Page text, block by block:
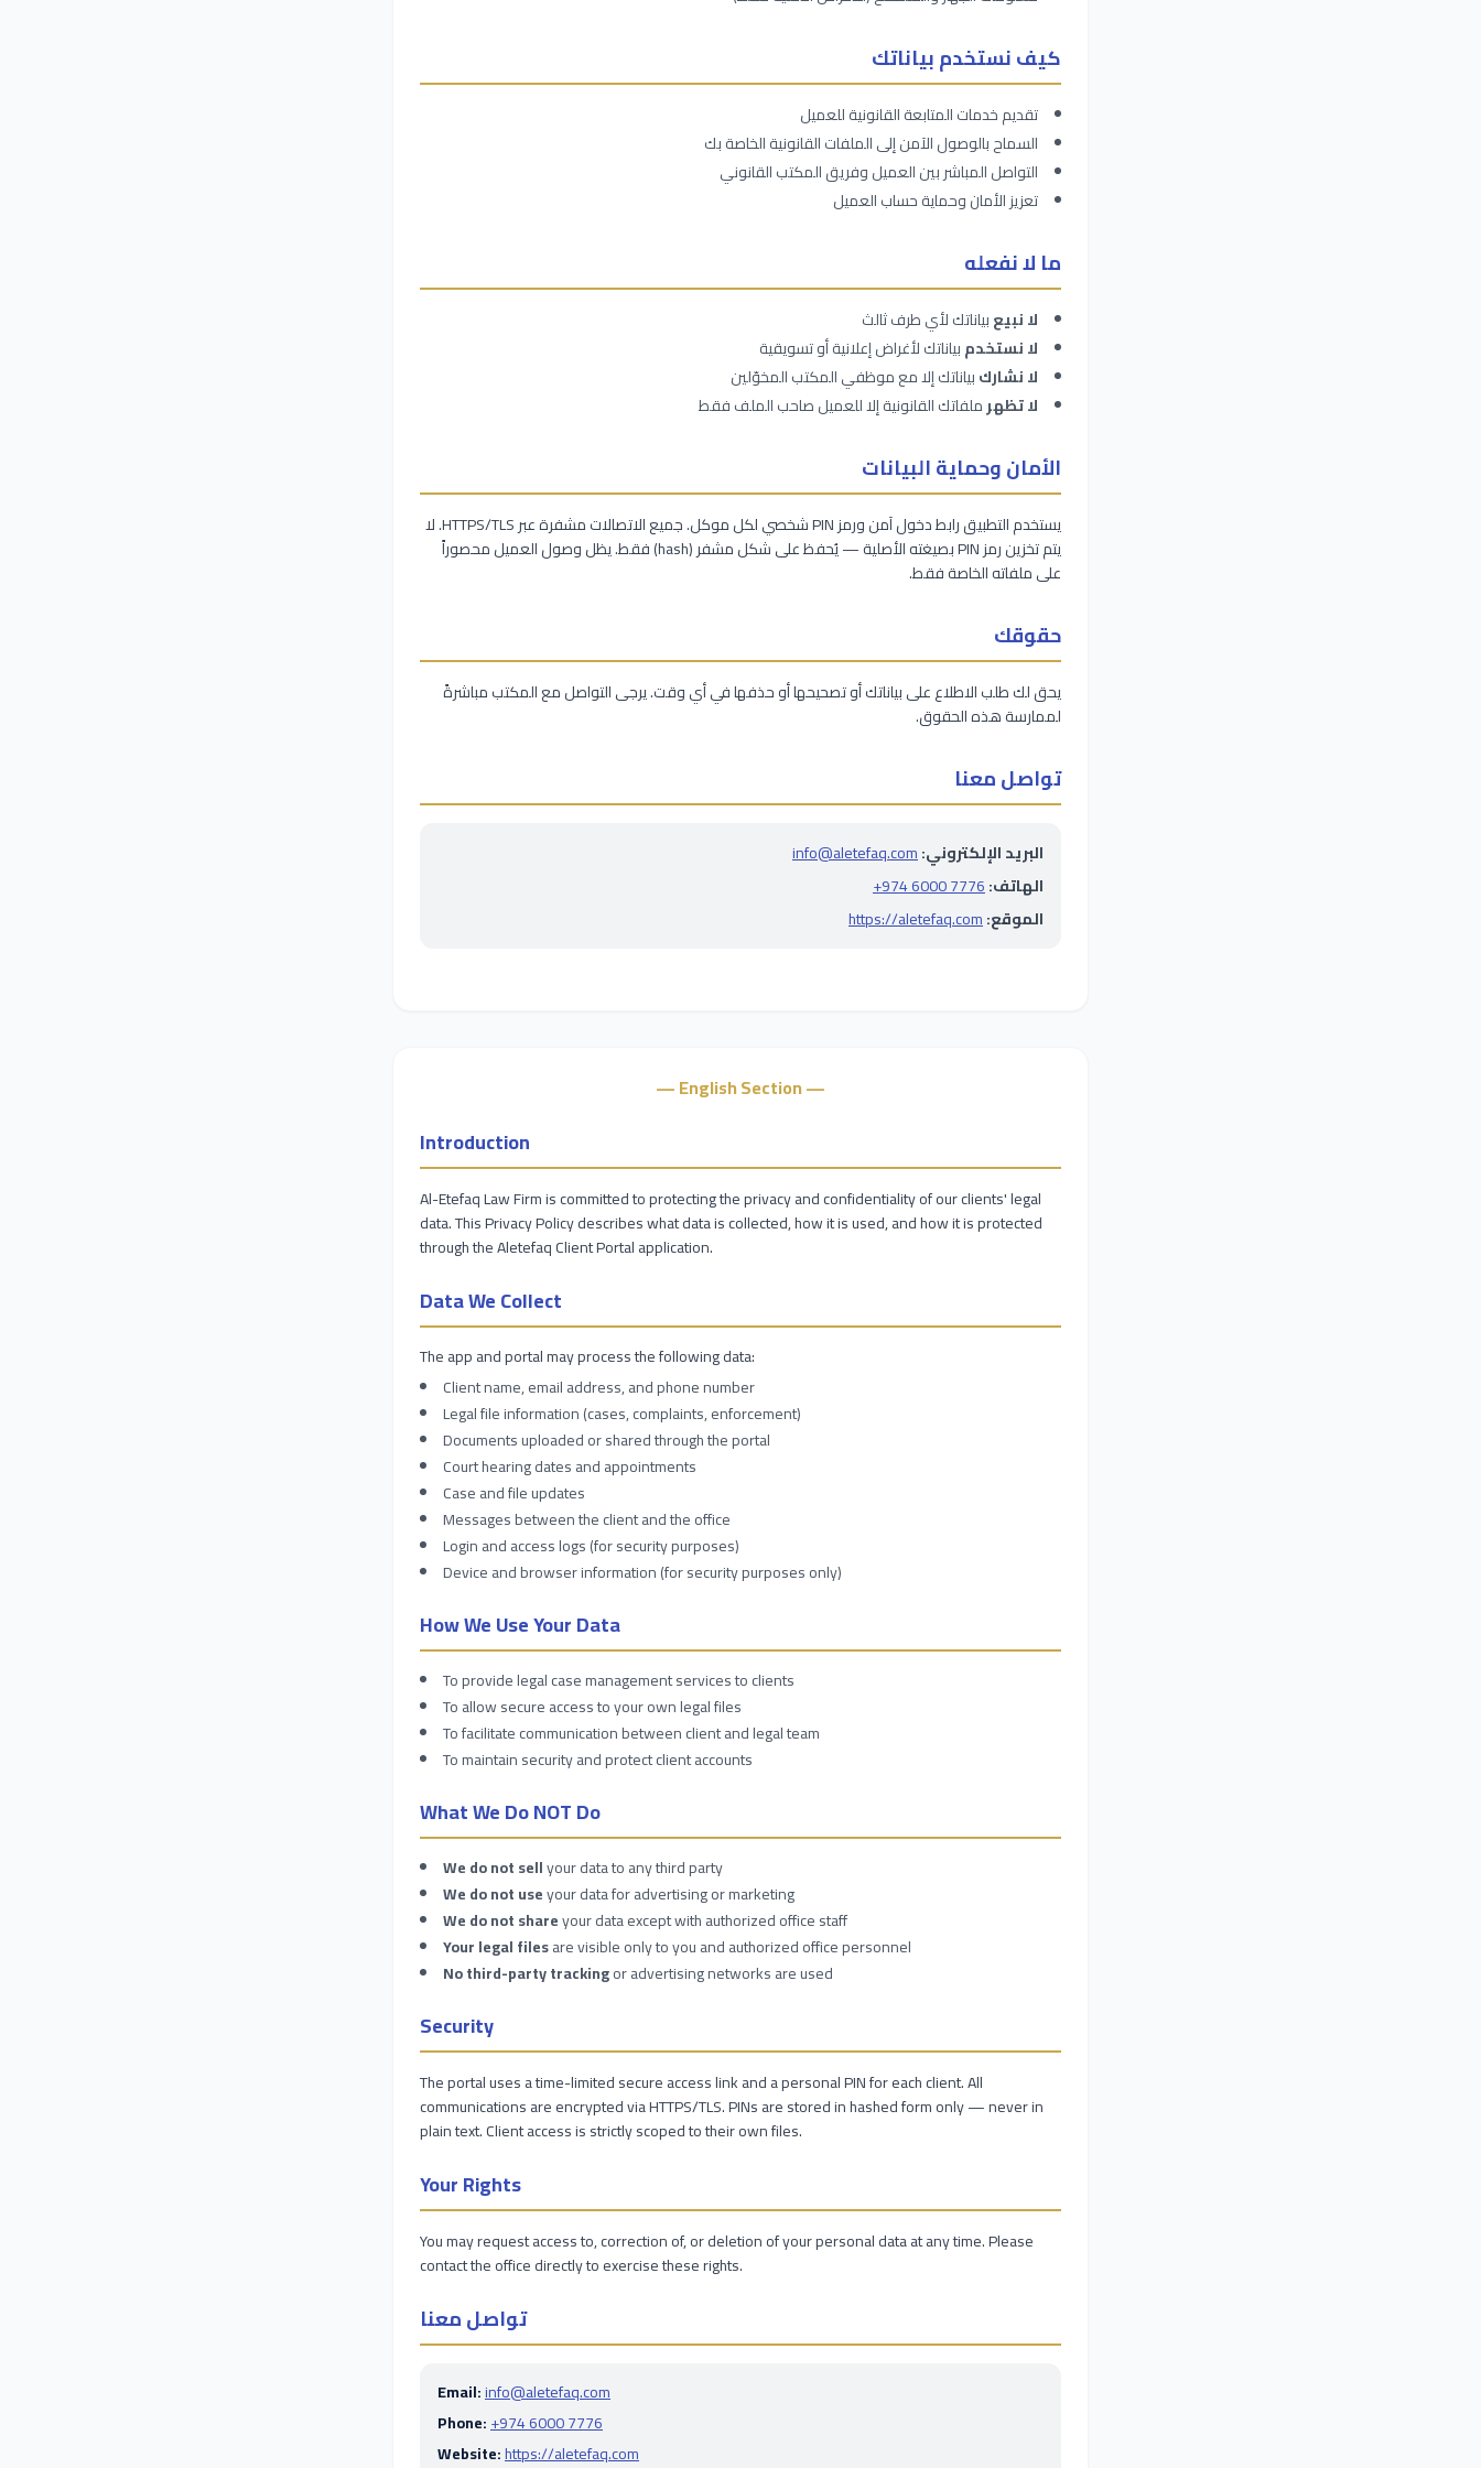
كيف نستخدم بياناتك
تقديم خدمات المتابعة القانونية للعميل
السماح بالوصول الآمن إلى الملفات القانونية الخاصة بك
التواصل المباشر بين العميل وفريق المكتب القانوني
تعزيز الأمان وحماية حساب العميل
ما لا نفعله
لا نبيعبياناتك لأي طرف ثالث
لا نستخدمبياناتك لأغراض إعلانية أو تسويقية
لا نشاركبياناتك إلا مع موظفي المكتب المخوّلين
لا تظهرملفاتك القانونية إلا للعميل صاحب الملف فقط
الأمان وحماية البيانات
يستخدم التطبيق رابط دخول آمن ورمز PIN شخصي لكل موكل. جميع الاتصالات مشفرة عبر HTTPS/TLS. لا
يتم تخزين رمز PIN بصيغته الأصلية — يُحفظ على شكل مشفر (hash) فقط. يظل وصول العميل محصوراً
على ملفاته الخاصة فقط.
حقوقك
يحق لك طلب الاطلاع على بياناتك أو تصحيحها أو حذفها في أي وقت. يرجى التواصل مع المكتب مباشرةً
لممارسة هذه الحقوق.
تواصل معنا
البريد الإلكتروني:info@aletefaq.com
الهاتف:+974 6000 7776
الموقع:https://aletefaq.com
— English Section —
Introduction
Al-Etefaq Law Firm is committed to protecting the privacy and confidentiality of our clients' legal
data. This Privacy Policy describes what data is collected, how it is used, and how it is protected
through the Aletefaq Client Portal application.
Data We Collect
The app and portal may process the following data:
Client name, email address, and phone number
Legal file information (cases, complaints, enforcement)
Documents uploaded or shared through the portal
Court hearing dates and appointments
Case and file updates
Messages between the client and the office
Login and access logs (for security purposes)
Device and browser information (for security purposes only)
How We Use Your Data
To provide legal case management services to clients
To allow secure access to your own legal files
To facilitate communication between client and legal team
To maintain security and protect client accounts
What We Do NOT Do
We do not sellyour data to any third party
We do not useyour data for advertising or marketing
We do not shareyour data except with authorized office staff
Your legal filesare visible only to you and authorized office personnel
No third-party trackingor advertising networks are used
Security
The portal uses a time-limited secure access link and a personal PIN for each client. All
communications are encrypted via HTTPS/TLS. PINs are stored in hashed form only — never in
plain text. Client access is strictly scoped to their own files.
Your Rights
You may request access to, correction of, or deletion of your personal data at any time. Please
contact the office directly to exercise these rights.
تواصل معنا
Email:info@aletefaq.com
Phone:+974 6000 7776
Website:https://aletefaq.com